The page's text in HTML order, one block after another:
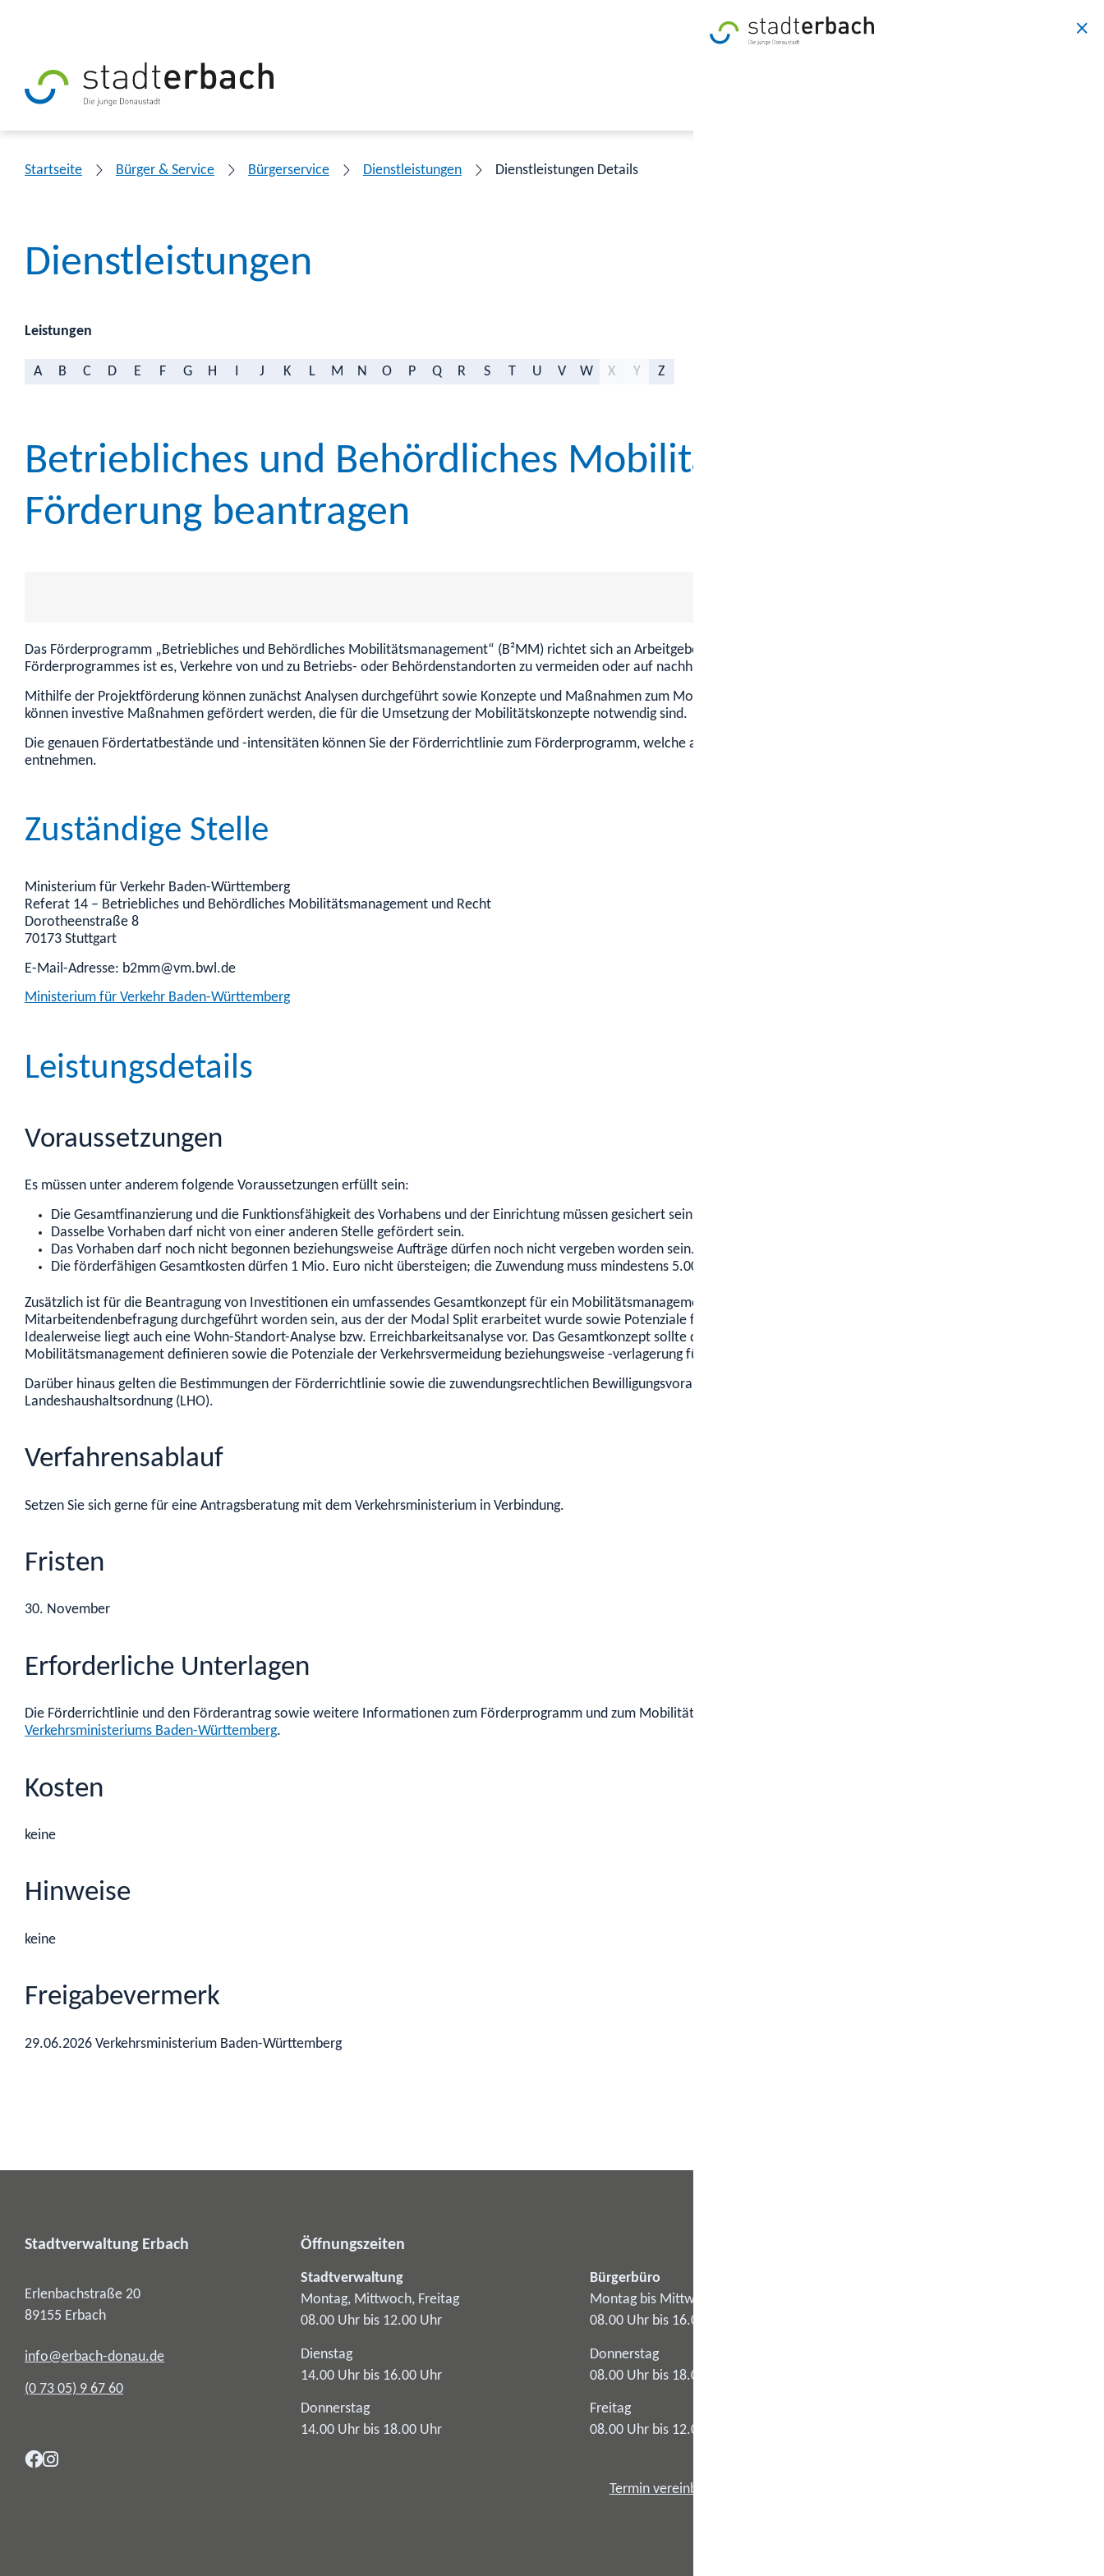
Startseite Bürger & Service Bürgerservice Dienstleistungen Dienstleistungen Details
Dienstleistungen
Leistungen
A B C D E F G H J K L M N O P Q R S T U V W X Y Z
Betriebliches und Behördliches Mobilitätsmanagement -
Förderung beantragen
Das Förderprogramm „Betriebliches und Behördliches Mobilitätsmanagement“ (B²MM) richtet sich an Arbeitgeberinnen und Arbeitgeber mit Sitz in Baden-Württemberg. Ziel des
Förderprogrammes ist es, Verkehre von und zu Betriebs- oder Behördenstandorten zu vermeiden oder auf nachhaltigere Verkehrsträger zu verlagern.
Mithilfe der Projektförderung können zunächst Analysen durchgeführt sowie Konzepte und Maßnahmen zum Mobilitätsmanagement erarbeitet werden. In einem zweiten Schritt
können investive Maßnahmen gefördert werden, die für die Umsetzung der Mobilitätskonzepte notwendig sind.
Die genauen Fördertatbestände und -intensitäten können Sie der Förderrichtlinie zum Förderprogramm, welche auf der Internetseite zum Förderprogramm eingestellt ist,
entnehmen.
Zuständige Stelle
Ministerium für Verkehr Baden-Württemberg
Referat 14 – Betriebliches und Behördliches Mobilitätsmanagement und Recht
Dorotheenstraße 8
70173 Stuttgart
E-Mail-Adresse: b2mm@vm.bwl.de
Ministerium für Verkehr Baden-Württemberg
Leistungsdetails
Voraussetzungen
Es müssen unter anderem folgende Voraussetzungen erfüllt sein:
Die Gesamtfinanzierung und die Funktionsfähigkeit des Vorhabens und der Einrichtung müssen gesichert sein. Die Folgekosten müssen auf Dauer tragbar erscheinen.
Dasselbe Vorhaben darf nicht von einer anderen Stelle gefördert sein.
Das Vorhaben darf noch nicht begonnen beziehungsweise Aufträge dürfen noch nicht vergeben worden sein.
Die förderfähigen Gesamtkosten dürfen 1 Mio. Euro nicht übersteigen; die Zuwendung muss mindestens 5.000 EUR (Bagatellgrenze) betragen.
Zusätzlich ist für die Beantragung von Investitionen ein umfassendes Gesamtkonzept für ein Mobilitätsmanagement-Projekt vozulegen. Es sollte mindestens eine
Mitarbeitendenbefragung durchgeführt worden sein, aus der der Modal Split erarbeitet wurde sowie Potenziale für Investitionsmaßnahmen abgeleitet werden können.
Idealerweise liegt auch eine Wohn-Standort-Analyse bzw. Erreichbarkeitsanalyse vor. Das Gesamtkonzept sollte die Handlungsbedarfe und quantifizierte Ziele für das
Mobilitätsmanagement definieren sowie die Potenziale der Verkehrsvermeidung beziehungsweise -verlagerung für die jeweiligen Maßnahmen ableiten.
Darüber hinaus gelten die Bestimmungen der Förderrichtlinie sowie die zuwendungsrechtlichen Bewilligungsvoraussetzungen der Verwaltungsvorschrift zu § 44
Landeshaushaltsordnung (LHO).
Verfahrensablauf
Setzen Sie sich gerne für eine Antragsberatung mit dem Verkehrsministerium in Verbindung.
Fristen
30. November
Erforderliche Unterlagen
Die Förderrichtlinie und den Förderantrag sowie weitere Informationen zum Förderprogramm und zum Mobilitätsmanagement finden Sie online auf der
Verkehrsministeriums Baden-Württemberg.
Kosten
keine
Hinweise
keine
Freigabevermerk
29.06.2026 Verkehrsministerium Baden-Württemberg
Stadtverwaltung Erbach
Erlenbachstraße 20
89155 Erbach
info@erbach-donau.de
(0 73 05) 9 67 60
Öffnungszeiten
Stadtverwaltung
Montag, Mittwoch, Freitag
08.00 Uhr bis 12.00 Uhr
Dienstag
14.00 Uhr bis 16.00 Uhr
Donnerstag
14.00 Uhr bis 18.00 Uhr
Bürgerbüro
Montag bis Mittwoch
08.00 Uhr bis 16.00 Uhr
Donnerstag
08.00 Uhr bis 18.00 Uhr
Freitag
08.00 Uhr bis 12.00 Uhr
Termin vereinbaren